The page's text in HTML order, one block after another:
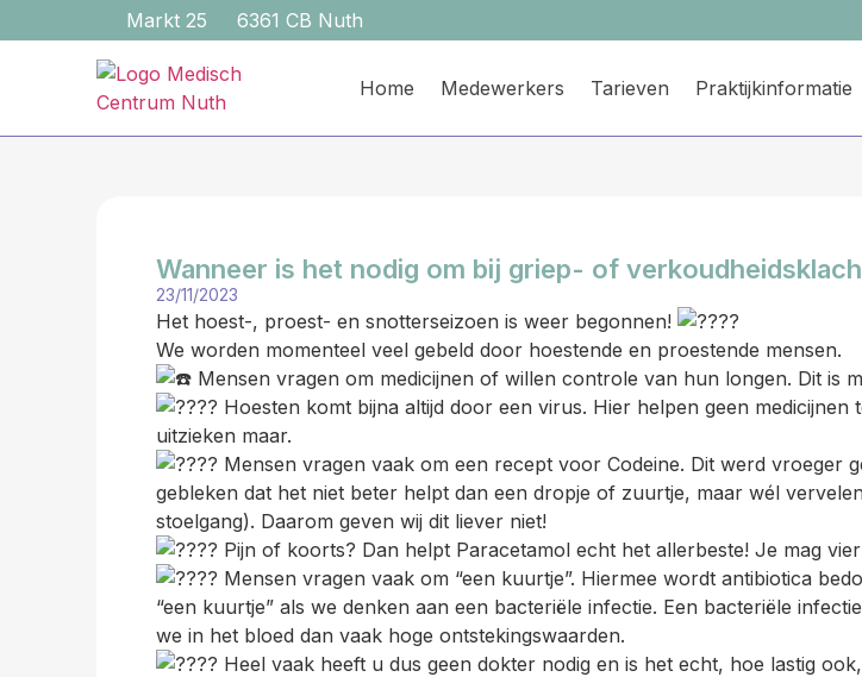
Markt 25 6361 CB Nuth
Home Medewerkers Tarieven Praktijkinformatie
Wanneer is het nodig om bij griep- of
23/11/2023
Het hoest-, proest- en snotterseizoen is weer begonnen!
We worden momenteel veel gebeld door hoestende en proestende mensen.
Mensen vragen om medicijnen of willen controle van hun longen. Dit is
Hoesten komt bijna altijd door een virus. Hier helpen geen
uitzieken maar.
Mensen vragen vaak om een recept voor Codeine. Dit werd vroeger
gebleken dat het niet beter helpt dan een dropje of zuurtje, maar wél
stoelgang). Daarom geven wij dit liever niet!
Pijn of koorts? Dan helpt Paracetamol echt het allerbeste! Je mag
Mensen vragen vaak om “een kuurtje”. Hiermee wordt antibiotica
“een kuurtje” als we denken aan een bacteriële infectie. Een bacteriële
we in het bloed dan vaak hoge ontstekingswaarden.
Heel vaak heeft u dus geen dokter nodig en is het echt, hoe lastig